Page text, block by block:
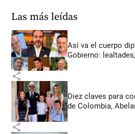
Las más leídas
Así va el cuerpo
Gobierno:
share
Diez claves para
de Colombia,
share